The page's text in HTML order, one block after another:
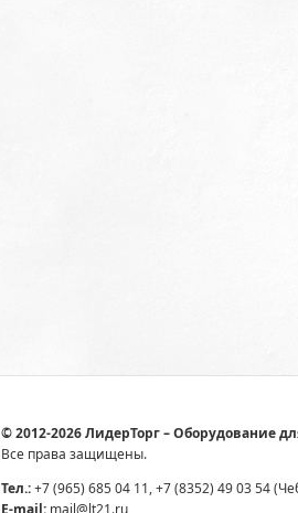
© 2012-2026 ЛидерТорг – Оборудование
Все права защищены.
Тел.:+7 (965) 685 04 11, +7 (8352) 49 03 54
E-mail: mail@lt21.ru